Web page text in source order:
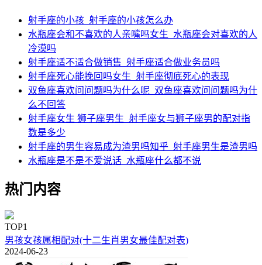
射手座的小孩_射手座的小孩怎么办
水瓶座会和不喜欢的人亲嘴吗女生_水瓶座会对喜欢的人
冷漠吗
射手座适不适合做销售_射手座适合做业务员吗
射手座死心能挽回吗女生_射手座彻底死心的表现
双鱼座喜欢问问题吗为什么呢_双鱼座喜欢问问题吗为什
么不回答
射手座女生 狮子座男生_射手座女与狮子座男的配对指
数是多少
射手座的男生容易成为渣男吗知乎_射手座男生是渣男吗
水瓶座是不是不爱说话_水瓶座什么都不说
热门内容
TOP1
男孩女孩属相配对(十二生肖男女最佳配对表)
2024-06-23